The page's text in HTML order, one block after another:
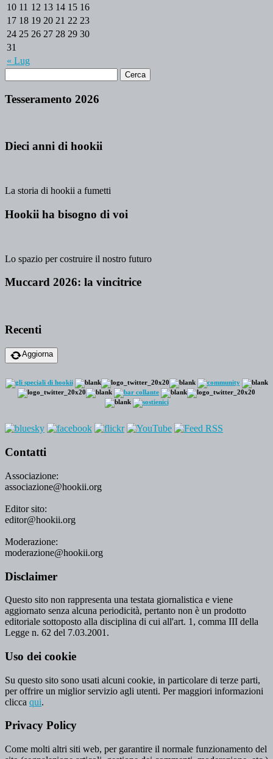
« Lug
10 11 12 13 14 15 16
17 18 19 20 21 22 23
24 25 26 27 28 29 30
31
Tesseramento 2026
Dieci anni di hookii
La storia di hookii a fumetti
Hookii ha bisogno di voi
Lo spazio per costruire il nostro futuro
Muccard 2026: la vincitrice
Recenti
Aggiorna
Contatti
Associazione:
associazione@hookii.org
Editor sito:
editor@hookii.org
Moderazione:
moderazione@hookii.org
Disclaimer
Questo sito non rappresenta una testata giornalistica e viene
aggiornato senza alcuna periodicità, pertanto non è un prodotto
editoriale sottoposto alla disciplina di cui all'art. 1, comma III della
Legge n. 62 del 7.03.2001.
Uso dei cookie
Su questo sito sono usati alcuni cookie, in particolare di terze parti,
per offrire un miglior servizio agli utenti. Per maggiori informazioni
clicca qui.
Privacy Policy
Come molti altri siti web, per garantire il normale funzionamento del